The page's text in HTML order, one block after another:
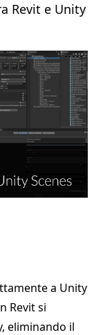
Revit e Unity
a Unity
Revit si
eliminando il